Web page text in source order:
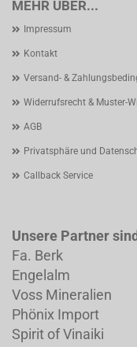
MEHR ÜBER...
Impressum
Kontakt
Versand- &
Widerrufsrecht & Muster-
AGB
Privatsphäre und
Callback Service
Unsere Partner sind
Fa. Berk
Engelalm
Voss Mineralien
Phönix Import
Spirit of Vinaiki